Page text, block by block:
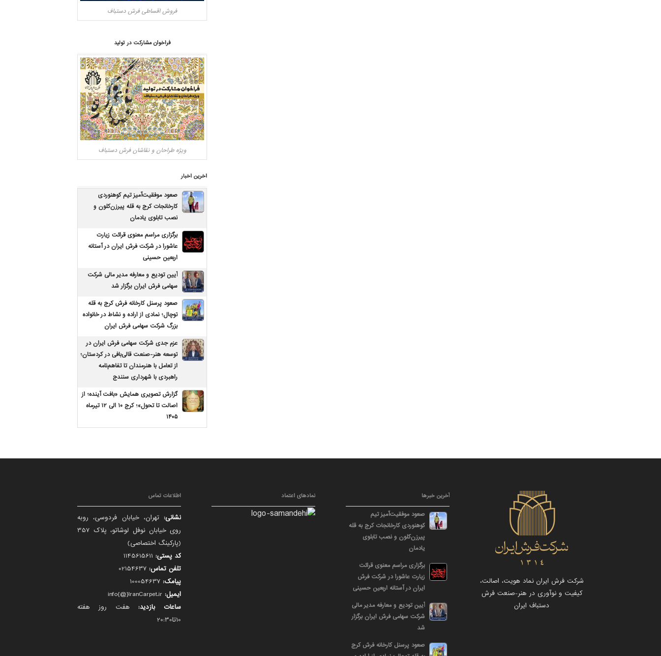
فروش اقساطی فرش دستباف
فراخوان مشارکت در تولید
ویژه طراحان و نقاشان فرش دستباف
اخرین اخبار
صعود موفقیت‌آمیز تیم کوهنوردی
کارخانجات کرج به قله پیرزن‌کلون و
نصب تابلوی یادمان
برگزاری مراسم معنوی قرائت زیارت
عاشورا در شرکت فرش ایران در آستانه
اربعین حسینی
آیین تودیع و معارفه مدیر مالی شرکت
سهامی فرش ایران برگزار شد
صعود پرسنل کارخانه فرش کرج به قله
توچال؛ نمادی از اراده و نشاط در خانواده
بزرگ شرکت سهامی فرش ایران
عزم جدی شرکت سهامی فرش ایران در
توسعه هنر-صنعت قالی‌بافی در کردستان؛
از تعامل با هنرمندان تا تفاهم‌نامه
راهبردی با شهرداری سنندج
گزارش تصویری همایش «بافت آینده؛ از
اصالت تا تحول»؛ کرج ۱۰ الی ۱۲ تیرماه
۱۴۰۵
شرکت فرش ایران نماد هویت، اصالت،
کیفیت و نوآوری در هنر-صنعت فرش
دستباف ایران
آخرین خبرها
صعود موفقیت‌آمیز تیم
کوهنوردی کارخانجات کرج به قله
پیرزن‌کلون و نصب تابلوی
یادمان
برگزاری مراسم معنوی قرائت
زیارت عاشورا در شرکت فرش
ایران در آستانه اربعین حسینی
آیین تودیع و معارفه مدیر مالی
شرکت سهامی فرش ایران برگزار
شد
صعود پرسنل کارخانه فرش کرج
نمادهای اعتماد اطلاعات تماس
نشانی: تهران، خیابان فردوسی، روبه
روی خیابان نوفل لوشاتو، پلاک 357
(پارکینگ اختصاصی)
کد پستی:
تلفن تماس:
پیامک:
ایمیل:
ساعات بازدید: هفت روز هفته
10تا20:30